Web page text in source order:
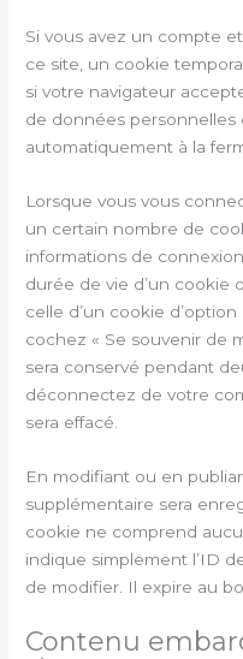
Si vous avez un compte
ce site, un cookie
si votre navigateur
de données personnelles
automatiquement à la
Lorsque vous vous
un certain nombre de
informations de
durée de vie d’un cookie
celle d’un cookie d’option
cochez « Se souvenir de
sera conservé pendant
déconnectez de votre
sera effacé.
En modifiant ou en
supplémentaire sera
cookie ne comprend
indique simplement l’ID
de modifier. Il expire au
Contenu